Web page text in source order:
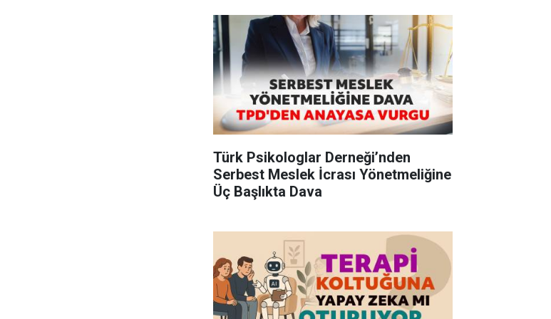
Türk Psikologlar Derneği’nden
Serbest Meslek İcrası Yönetmeliğine
Üç Başlıkta Dava